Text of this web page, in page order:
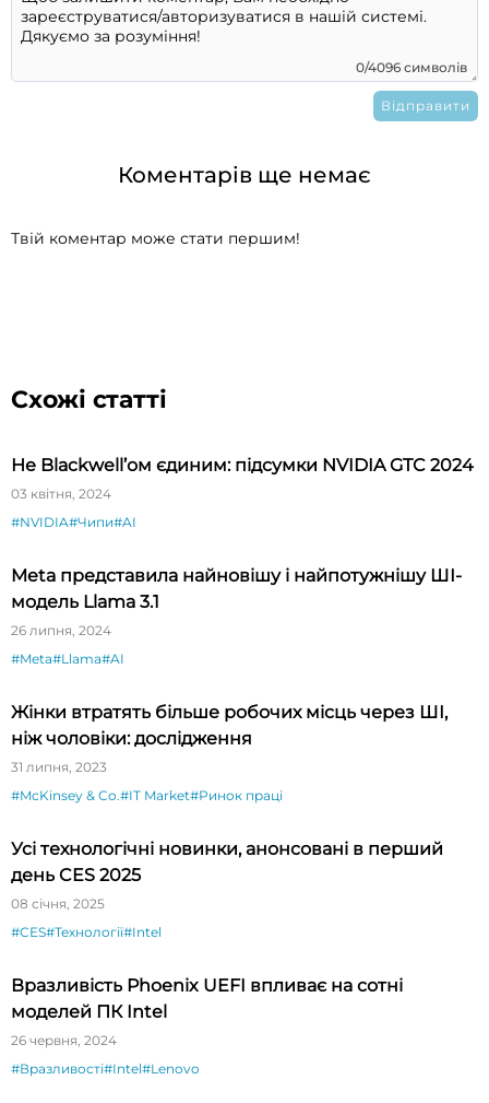
0/4096 символів
Коментарів ще немає
Твій коментар може стати першим!
Схожі статті
Не Blackwell’ом єдиним: підсумки NVIDIA GTC 2024
03 квітня, 2024
#NVIDIA#Чипи#AI
Meta представила найновішу і найпотужнішу ШІ-
модель Llama 3.1
26 липня, 2024
#Meta#Llama#AI
Жінки втратять більше робочих місць через ШІ,
ніж чоловіки: дослідження
31 липня, 2023
#McKinsey & Co.#IT Market#Ринок праці
Усі технологічні новинки, анонсовані в перший
день CES 2025
08 січня, 2025
#CES#Технології#Intel
Вразливість Phoenix UEFI впливає на сотні
моделей ПК Intel
26 червня, 2024
#Вразливості#Intel#Lenovo